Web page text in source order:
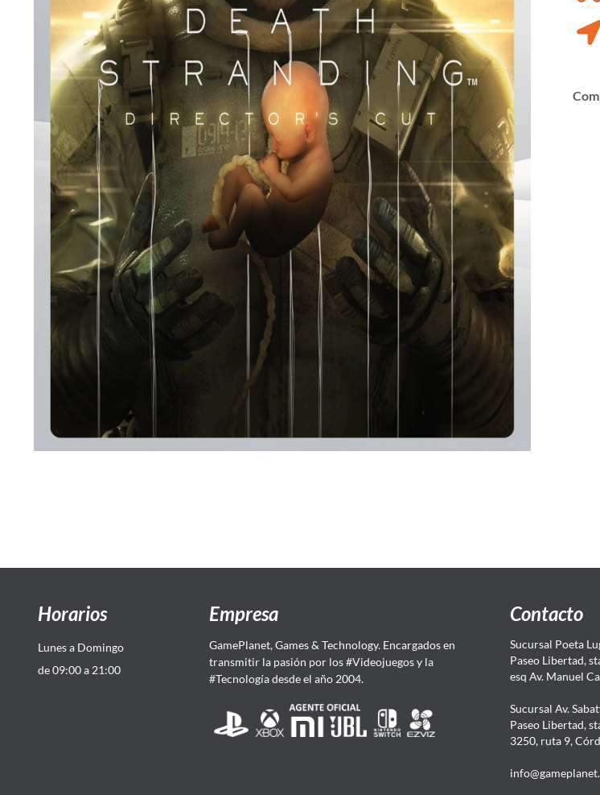
Horarios
Lunes a Domingo
de 09:00 a 21:00
Empresa
GamePlanet, Games & Technology. Encargados en
transmitir la pasión por los #Videojuegos y la
#Tecnología desde el año 2004.
Contacto
Sucursal Poeta
Paseo Libertad,
esq Av. Manuel
Sucursal Av.
Paseo Libertad,
3250, ruta 9,